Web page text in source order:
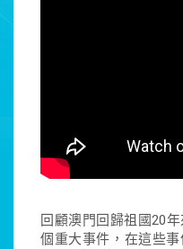
回顧澳門回歸祖國20
個重大事件，在這些